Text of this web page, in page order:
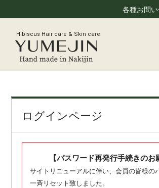
各種お問
Hibiscus Hair care & Skin care
ログインページ
【パスワード再発行手続きのお
サイトリニューアルに伴い、会員の皆様の
一斉リセット致しました。